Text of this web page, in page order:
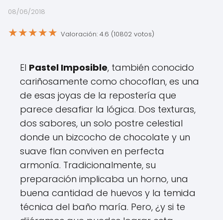
08/06/2018
★★★★★ Valoración: 4.6 (10802 votos)
El Pastel Imposible, también conocido
cariñosamente como chocoflan, es una
de esas joyas de la repostería que
parece desafiar la lógica. Dos texturas,
dos sabores, un solo postre celestial
donde un bizcocho de chocolate y un
suave flan conviven en perfecta
armonía. Tradicionalmente, su
preparación implicaba un horno, una
buena cantidad de huevos y la temida
técnica del baño maría. Pero, ¿y si te